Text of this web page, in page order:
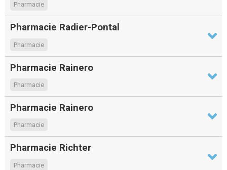
Pharmacie
Pharmacie Radier-Pontal
Pharmacie
Pharmacie Rainero
Pharmacie
Pharmacie Rainero
Pharmacie
Pharmacie Richter
Pharmacie